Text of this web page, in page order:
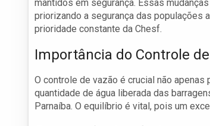
mantidos em segurança. Essas
priorizando a segurança das populações
prioridade constante da Chesf.
Importância do Controle
O controle de vazão é crucial não apenas
quantidade de água liberada das
Parnaíba. O equilíbrio é vital, pois um